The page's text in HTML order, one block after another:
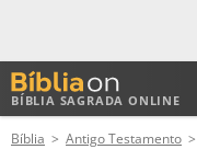
BÍBLIA SAGRADA ONLINE
ANTIGO TESTAMENTO
Bíblia Antigo Testamento